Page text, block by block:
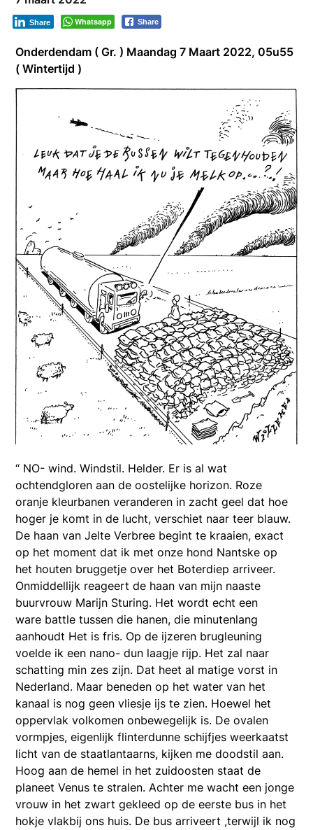
Whatsapp Share
Share
Onderdendam ( Gr. ) Maandag 7 Maart 2022, 05u55
( Wintertijd )
“ NO- wind. Windstil. Helder. Er is al wat
ochtendgloren aan de oostelijke horizon. Roze
oranje kleurbanen veranderen in zacht geel dat hoe
hoger je komt in de lucht, verschiet naar teer blauw.
De haan van Jelte Verbree begint te kraaien, exact
op het moment dat ik met onze hond Nantske op
het houten bruggetje over het Boterdiep arriveer.
Onmiddellijk reageert de haan van mijn naaste
buurvrouw Marijn Sturing. Het wordt echt een
ware battle tussen die hanen, die minutenlang
aanhoudt Het is fris. Op de ijzeren brugleuning
voelde ik een nano- dun laagje rijp. Het zal naar
schatting min zes zijn. Dat heet al matige vorst in
Nederland. Maar beneden op het water van het
kanaal is nog geen vliesje ijs te zien. Hoewel het
oppervlak volkomen onbewegelijk is. De ovalen
vormpjes, eigenlijk flinterdunne schijfjes weerkaatst
licht van de staatlantaarns, kijken me doodstil aan.
Hoog aan de hemel in het zuidoosten staat de
planeet Venus te stralen. Achter me wacht een jonge
vrouw in het zwart gekleed op de eerste bus in het
hokje vlakbij ons huis. De bus arriveert ,terwijl ik nog